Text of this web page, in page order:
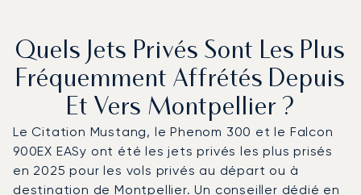
Quels Jets Privés Sont Les Plus
Fréquemment Affrétés Depuis
Et Vers Montpellier ?
Le Citation Mustang, le Phenom 300 et le Falcon
900EX EASy ont été les jets privés les plus prisés
en 2025 pour les vols privés au départ ou à
destination de Montpellier. Un conseiller dédié en